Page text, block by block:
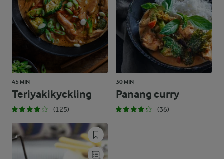
45 MIN
Teriyakikyckling
(125)
30 MIN
Panang curry
(36)